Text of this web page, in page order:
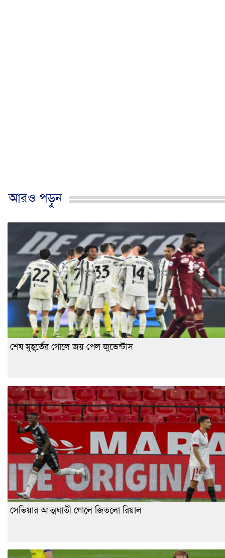
আরও পড়ুন
শেষ মুহূর্তের গোলে জয় পেল জুভেন্টাস
সেভিয়ার আত্মঘাতী গোলে জিতলো রিয়াল